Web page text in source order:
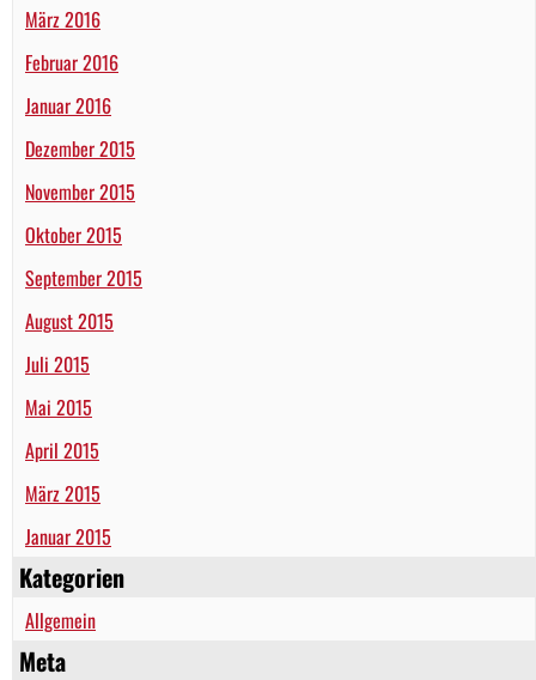
März 2016
Februar 2016
Januar 2016
Dezember 2015
November 2015
Oktober 2015
September 2015
August 2015
Juli 2015
Mai 2015
April 2015
März 2015
Januar 2015
Kategorien
Allgemein
Meta